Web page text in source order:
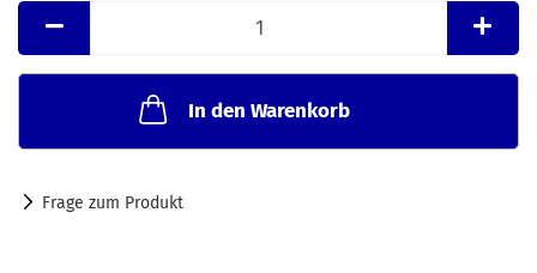
Stück
In den Warenkorb
Frage zum Produkt